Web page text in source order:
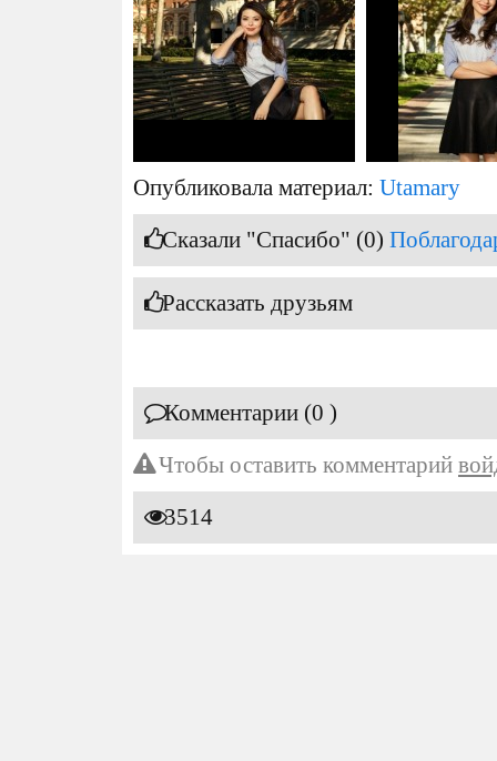
Опубликовала материал: Utamary
Сказали "Спасибо" (0)
Рассказать друзьям
Комментарии (0 )
Чтобы оставить комментарий
3514